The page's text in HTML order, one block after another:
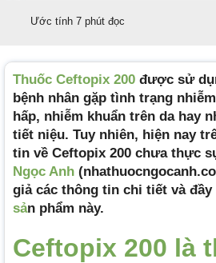
Ước tính 7 phút đọc
Thuốc Ceftopix 200 được sử
bệnh nhân gặp tình trạng
hấp, nhiễm khuẩn trên da hay
tiết niệu. Tuy nhiên, hiện nay
tin về Ceftopix 200 chưa thực
Ngọc Anh
giả các thông tin chi tiết và đầy
sản phẩm này.
Ceftopix 200 là